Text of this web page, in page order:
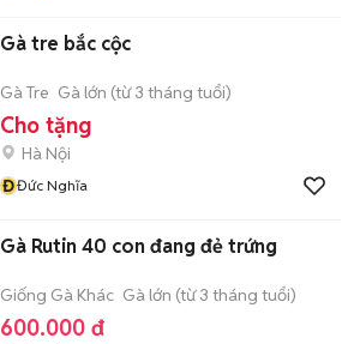
Gà tre bắc cộc
Gà Tre Gà lớn (từ 3 tháng tuổi)
Cho tặng
Hà Nội
ĐĐức Nghĩa
Gà Rutin 40 con đang đẻ trứng
Giống Gà Khác Gà lớn (từ 3 tháng tuổi)
600.000 đ